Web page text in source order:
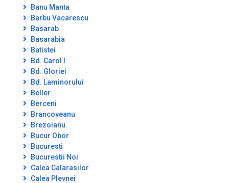
Banu Manta
Barbu Vacarescu
Basarab
Basarabia
Batistei
Bd. Carol I
Bd. Gloriei
Bd. Laminorului
Beller
Berceni
Brancoveanu
Brezoianu
Bucur Obor
Bucuresti
Bucurestii Noi
Calea Calarasilor
Calea Plevnei